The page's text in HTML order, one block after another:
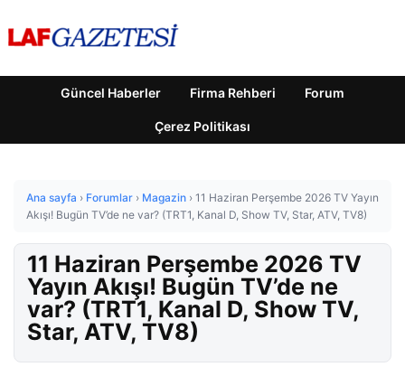
Güncel Haberler Firma Rehberi Forum
Çerez Politikası
Ana sayfa › Forumlar › Magazin › 11 Haziran Perşembe 2026 TV Yayın
Akışı! Bugün TV’de ne var? (TRT1, Kanal D, Show TV, Star, ATV, TV8)
11 Haziran Perşembe 2026 TV
Yayın Akışı! Bugün TV’de ne
var? (TRT1, Kanal D, Show TV,
Star, ATV, TV8)